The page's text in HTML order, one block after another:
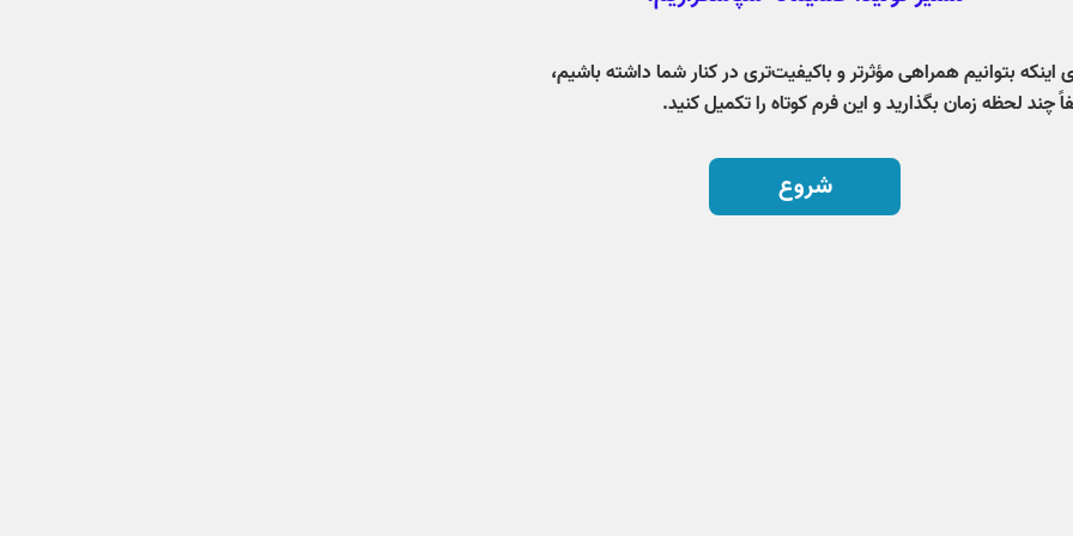
اینکه بتوانیم همراهی مؤثرتر و باکیفیت‌تری در کنار شما داشته باشیم،
چند لحظه زمان بگذارید و این فرم کوتاه را تکمیل کنید.
شروع